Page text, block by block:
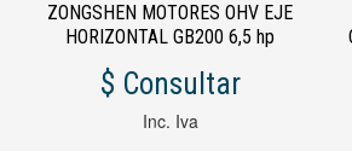
ZONGSHEN MOTORES OHV EJE
HORIZONTAL GB200 6,5 hp
$ Consultar
Inc. Iva